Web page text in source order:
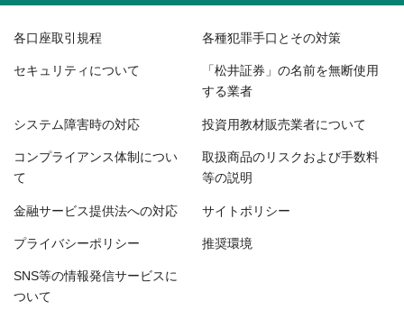
各口座取引規程 各種犯罪手口とその対策
セキュリティについて 「松井証券」の名前を無断使用
する業者
システム障害時の対応 投資用教材販売業者について
コンプライアンス体制につい
て
取扱商品のリスクおよび手数料
等の説明
金融サービス提供法への対応 サイトポリシー
プライバシーポリシー 推奨環境
SNS等の情報発信サービスに
ついて